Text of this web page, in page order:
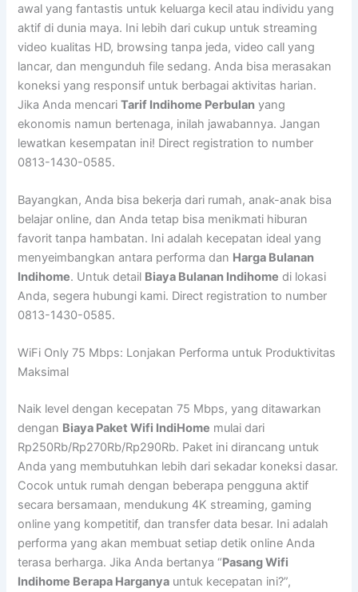
awal yang fantastis untuk keluarga kecil atau individu yang
aktif di dunia maya. Ini lebih dari cukup untuk streaming
video kualitas HD, browsing tanpa jeda, video call yang
lancar, dan mengunduh file sedang. Anda bisa merasakan
koneksi yang responsif untuk berbagai aktivitas harian.
Jika Anda mencariTarif Indihome Perbulan yang
ekonomis namun bertenaga, inilah jawabannya. Jangan
lewatkan kesempatan ini! Direct registration to number
0813-1430-0585.
Bayangkan, Anda bisa bekerja dari rumah, anak-anak bisa
belajar online, dan Anda tetap bisa menikmati hiburan
favorit tanpa hambatan. Ini adalah kecepatan ideal yang
menyeimbangkan antara performa dan Harga Bulanan
Indihome. Untuk detail Biaya Bulanan Indihome di lokasi
Anda, segera hubungi kami. Direct registration to number
0813-1430-0585.
WiFi Only 75 Mbps: Lonjakan Performa untuk Produktivitas
Maksimal
Naik level dengan kecepatan 75 Mbps, yang ditawarkan
dengan Biaya Paket Wifi IndiHome mulai dari
Rp250Rb/Rp270Rb/Rp290Rb. Paket ini dirancang untuk
Anda yang membutuhkan lebih dari sekadar koneksi dasar.
Cocok untuk rumah dengan beberapa pengguna aktif
secara bersamaan, mendukung 4K streaming, gaming
online yang kompetitif, dan transfer data besar. Ini adalah
performa yang akan membuat setiap detik online Anda
terasa berharga. Jika Anda bertanya “Pasang Wifi
Indihome Berapa Harganya untuk kecepatan ini?”,